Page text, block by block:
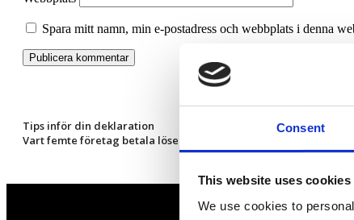
Consent
This website uses cookies
We use cookies to
Spara mitt namn, min e-postadress och webbplats i denna
Tips inför din deklaration
Vart femte företag betala lösensumma vid ett cyberangrepp